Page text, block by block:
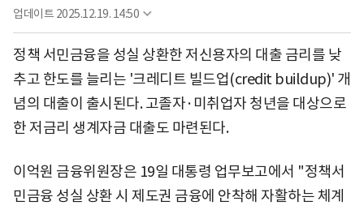
업데이트 2025.12.19. 14:50
정책 서민금융을 성실 상환한 저신용자의 대출 금리를 낮
추고 한도를 늘리는 '크레디트 빌드업(credit buildup)' 개
념의 대출이 출시된다. 고졸자·미취업자 청년을 대상으로
한 저금리 생계자금 대출도 마련된다.
이억원 금융위원장은 19일 대통령 업무보고에서 "정책서
민금융 성실 상환 시 제도권 금융에 안착해 자활하는 체계